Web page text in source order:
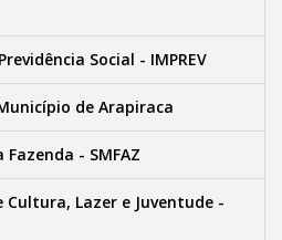
Social - IMPREV
de Arapiraca
- SMFAZ
Lazer e Juventude -